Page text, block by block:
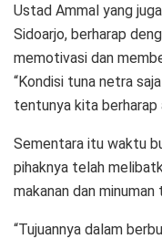
Ustad Ammal yang
Sidoarjo, berharap
memotivasi dan
“Kondisi tuna netra
tentunya kita berharap
Sementara itu waktu
pihaknya telah
makanan dan minuman
“Tujuannya dalam